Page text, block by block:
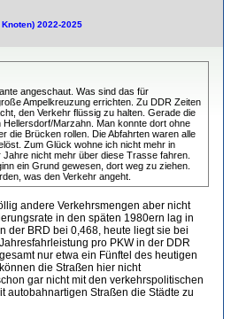
2022-2025
angeschaut. Was sind das für
Ampelkreuzung errichten. Zu DDR Zeiten
den Verkehr flüssig zu halten. Gerade die
Marzahn. Man konnte dort ohne
die Brücken rollen. Die Abfahrten waren alle
Zum Glück wohne ich nicht mehr in
nicht mehr über diese Trasse fahren.
ein Grund gewesen, dort weg zu ziehen.
was den Verkehr angeht.
andere Verkehrsmengen aber nicht
in den späten 1980ern lag in
der BRD bei 0,468, heute liegt sie bei
pro PKW in der DDR
nur etwa ein Fünftel des heutigen
die Straßen hier nicht
gar nicht mit den verkehrspolitischen
autobahnartigen Straßen die Städte zu